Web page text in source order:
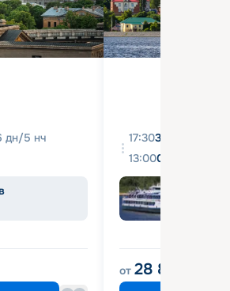
дн/5 нч
17:3031 августа
13:0004 сентября
от 28 800